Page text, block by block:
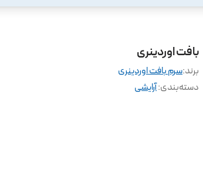
بافت اوردینری
برند:سرم بافت اوردینری
دسته‌بندی:آرایشی